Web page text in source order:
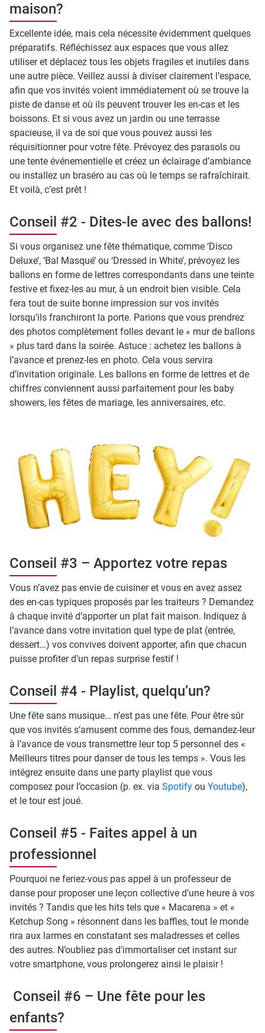
maison?
Excellente idée, mais cela nécessite évidemment quelques
préparatifs. Réfléchissez aux espaces que vous allez
utiliser et déplacez tous les objets fragiles et inutiles dans
une autre pièce. Veillez aussi à diviser clairement l’espace,
afin que vos invités voient immédiatement où se trouve la
piste de danse et où ils peuvent trouver les en-cas et les
boissons. Et si vous avez un jardin ou une terrasse
spacieuse, il va de soi que vous pouvez aussi les
réquisitionner pour votre fête. Prévoyez des parasols ou
une tente événementielle et créez un éclairage d’ambiance
ou installez un braséro au cas où le temps se rafraîchirait.
Et voilà, c’est prêt !
Conseil #2 - Dites-le avec des ballons!
Si vous organisez une fête thématique, comme ‘Disco
Deluxe’, ‘Bal Masqué’ ou ‘Dressed in White’, prévoyez les
ballons en forme de lettres correspondants dans une teinte
festive et fixez-les au mur, à un endroit bien visible. Cela
fera tout de suite bonne impression sur vos invités
lorsqu’ils franchiront la porte. Parions que vous prendrez
des photos complètement folles devant le « mur de ballons
» plus tard dans la soirée. Astuce : achetez les ballons à
l’avance et prenez-les en photo. Cela vous servira
d’invitation originale. Les ballons en forme de lettres et de
chiffres conviennent aussi parfaitement pour les baby
showers, les fêtes de mariage, les anniversaires, etc.
Conseil #3 – Apportez votre repas
Vous n’avez pas envie de cuisiner et vous en avez assez
des en-cas typiques proposés par les traiteurs ? Demandez
à chaque invité d’apporter un plat fait maison. Indiquez à
l’avance dans votre invitation quel type de plat (entrée,
dessert…) vos convives doivent apporter, afin que chacun
puisse profiter d’un repas surprise festif !
Conseil #4 - Playlist, quelqu’un?
Une fête sans musique… n’est pas une fête. Pour être sûr
que vos invités s’amusent comme des fous, demandez-leur
à l’avance de vous transmettre leur top 5 personnel des «
Meilleurs titres pour danser de tous les temps ». Vous les
intégrez ensuite dans une party playlist que vous
composez pour l’occasion (p. ex. via Spotify ou Youtube),
et le tour est joué.
Conseil #5 - Faites appel à un
professionnel
Pourquoi ne feriez-vous pas appel à un professeur de
danse pour proposer une leçon collective d’une heure à vos
invités ? Tandis que les hits tels que « Macarena » et «
Ketchup Song » résonnent dans les baffles, tout le monde
rira aux larmes en constatant ses maladresses et celles
des autres. N’oubliez pas d’immortaliser cet instant sur
votre smartphone, vous prolongerez ainsi le plaisir !
Conseil #6 – Une fête pour les
enfants?